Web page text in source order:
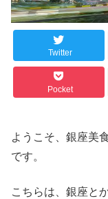
Twitter
Pocket
ようこそ、銀座美
です。
こちらは、銀座と